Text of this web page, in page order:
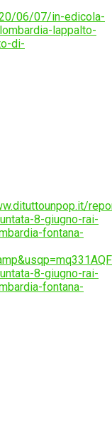
06/07/in-edicola-
lappalto-
di-
8-giugno-rai-
fontana-
8-giugno-rai-
fontana-